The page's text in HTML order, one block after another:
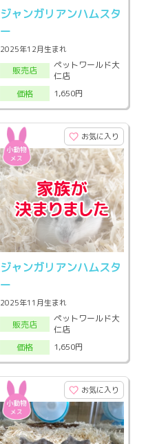
ジャンガリアンハムスタ
ー
2025年12月生まれ
販売店
ペットワールド大
仁店
価格
1,650円
お気に入り
ジャンガリアンハムスタ
ー
2025年11月生まれ
販売店
ペットワールド大
仁店
価格
1,650円
お気に入り